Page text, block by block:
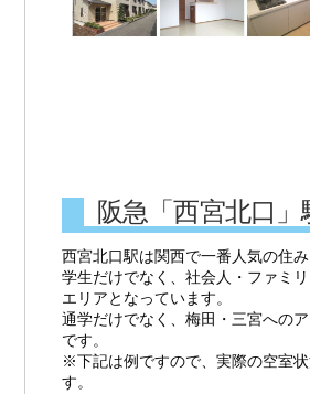
阪急「西宮北口」
西宮北口駅は関西で一番人気の住み
学生だけでなく、社会人・ファミ
エリアとなっています。
通学だけでなく、梅田・三宮への
です。
※下記は例ですので、実際の空室
す。